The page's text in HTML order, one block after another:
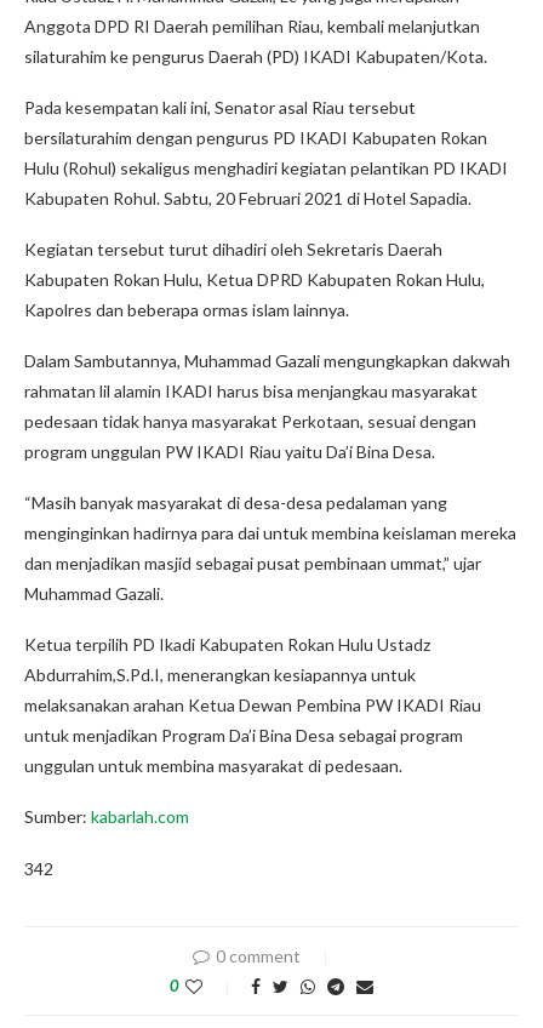
Anggota DPD RI Daerah pemilihan Riau, kembali melanjutkan
silaturahim ke pengurus Daerah (PD) IKADI Kabupaten/Kota.
Pada kesempatan kali ini, Senator asal Riau tersebut
bersilaturahim dengan pengurus PD IKADI Kabupaten Rokan
Hulu (Rohul) sekaligus menghadiri kegiatan pelantikan PD IKADI
Kabupaten Rohul. Sabtu, 20 Februari 2021 di Hotel Sapadia.
Kegiatan tersebut turut dihadiri oleh Sekretaris Daerah
Kabupaten Rokan Hulu, Ketua DPRD Kabupaten Rokan Hulu,
Kapolres dan beberapa ormas islam lainnya.
Dalam Sambutannya, Muhammad Gazali mengungkapkan dakwah
rahmatan lil alamin IKADI harus bisa menjangkau masyarakat
pedesaan tidak hanya masyarakat Perkotaan, sesuai dengan
program unggulan PW IKADI Riau yaitu Da’i Bina Desa.
“Masih banyak masyarakat di desa-desa pedalaman yang
menginginkan hadirnya para dai untuk membina keislaman mereka
dan menjadikan masjid sebagai pusat pembinaan ummat,” ujar
Muhammad Gazali.
Ketua terpilih PD Ikadi Kabupaten Rokan Hulu Ustadz
Abdurrahim,S.Pd.I, menerangkan kesiapannya untuk
melaksanakan arahan Ketua Dewan Pembina PW IKADI Riau
untuk menjadikan Program Da’i Bina Desa sebagai program
unggulan untuk membina masyarakat di pedesaan.
Sumber: kabarlah.com
342
0 comment
0